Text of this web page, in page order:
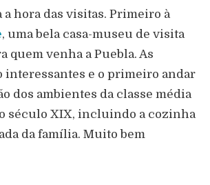
a hora das visitas. Primeiro à
, uma bela casa-museu de visita
quem venha a Puebla. As
interessantes e o primeiro andar
dos ambientes da classe média
século XIX, incluindo a cozinha
da família. Muito bem